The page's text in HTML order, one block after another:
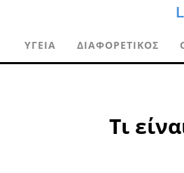
ΥΓΕΊΑ ΔΙΑΦΟΡΕΤΙΚΌΣ
Τι